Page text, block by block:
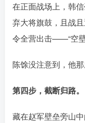
在正面战场上，韩
弃大将旗鼓，且战
令全营出击——“空
陈馀没注意到，他那
第四步，截断归路。
藏在赵军壁垒旁山